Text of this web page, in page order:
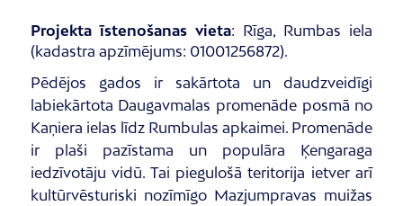
Projekta īstenošanas vieta: Rīga, Rumbas iela
(kadastra apzīmējums: 01001256872).
Pēdējos gados ir sakārtota un daudzveidīgi
labiekārtota Daugavmalas promenāde posmā no
Kaņiera ielas līdz Rumbulas apkaimei. Promenāde
ir plaši pazīstama un populāra Ķengaraga
iedzīvotāju vidū. Tai piegulošā teritorija ietver arī
kultūrvēsturiski nozīmīgo Mazjumpravas muižas